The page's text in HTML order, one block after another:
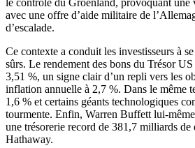
avec une offre d’aide militaire de
d’escalade.
Ce contexte a conduit les investisseurs à
sûrs. Le rendement des bons du Trésor
3,51 %, un signe clair d’un repli vers les
inflation annuelle à 2,7 %. Dans le même
1,6 % et certains géants technologiques
tourmente. Enfin, Warren Buffett lui-
une trésorerie record de 381,7 milliards
Hathaway.